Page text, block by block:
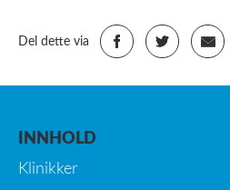
Del dette via
INNHOLD
Klinikker